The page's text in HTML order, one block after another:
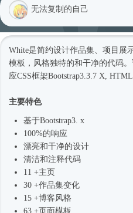
无法复制的自己
White是简约设计作品集、项目展
模板 ，风格独特的和干净的代码
应CSS框架Bootstrap3.3.7 X,
主要特色
基于Bootstrap3. x
100%的响应
漂亮和干净的设计
清洁和注释代码
11 +主页
30 +作品集变化
15 +博客风格
63 +页面模板